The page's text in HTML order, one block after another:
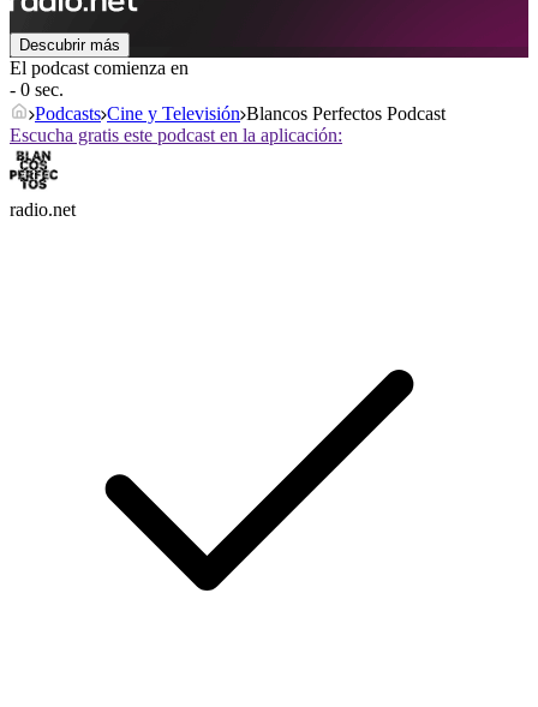
Descubrir más
El podcast comienza en
- 0 sec.
Podcasts Cine y Televisión Blancos Perfectos Podcast
Escucha gratis este podcast en la aplicación:
radio.net